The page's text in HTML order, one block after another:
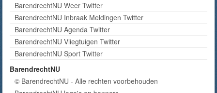
BarendrechtNU Weer Twitter
BarendrechtNU Inbraak Meldingen Twitter
BarendrechtNU Agenda Twitter
BarendrechtNU Vliegtuigen Twitter
BarendrechtNU Sport Twitter
BarendrechtNU
© BarendrechtNU - Alle rechten voorbehouden